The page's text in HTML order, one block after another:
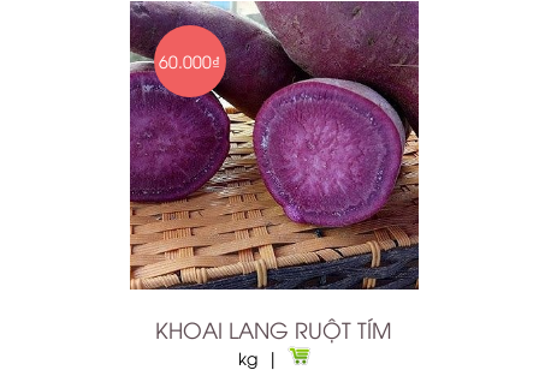
60.000₫
KHOAI LANG RUỘT TÍM
kg |